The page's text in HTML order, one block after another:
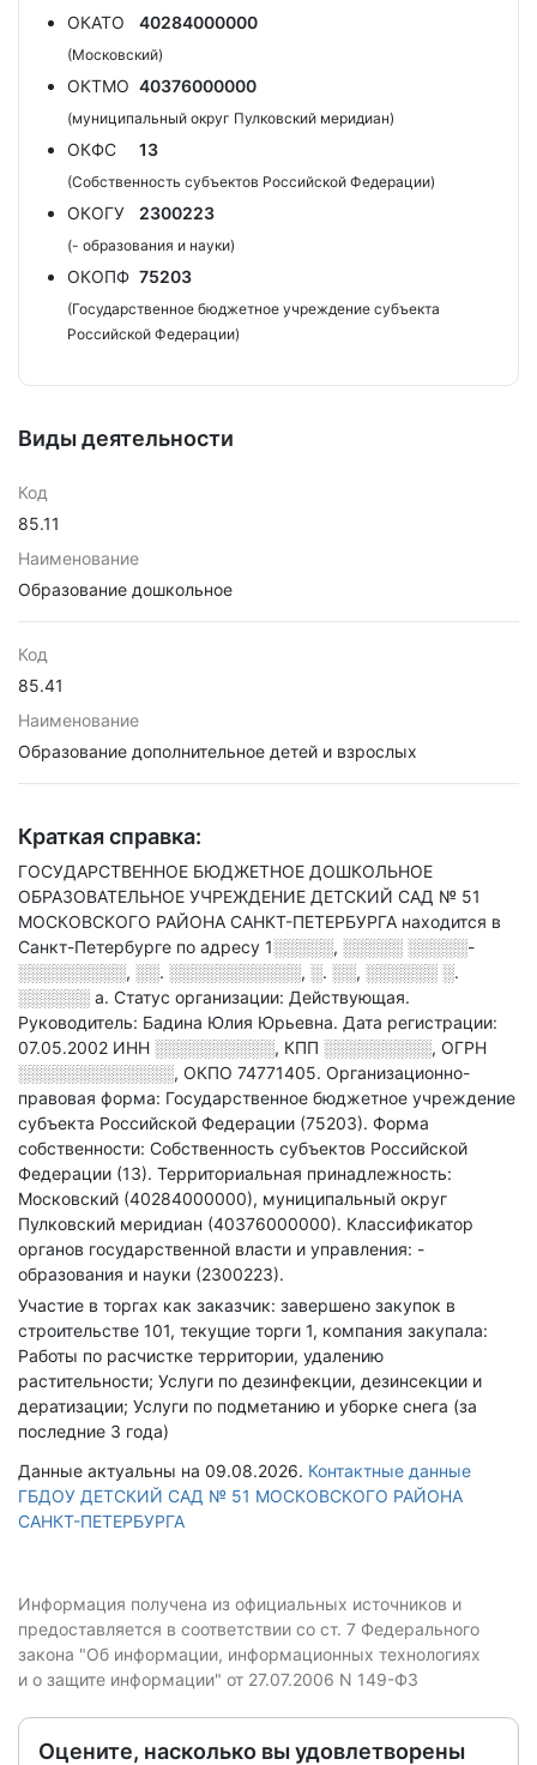
ОКАТО 40284000000
(Московский)
ОКТМО 40376000000
(муниципальный округ Пулковский меридиан)
ОКФС 13
(Собственность субъектов Российской Федерации)
ОКОГУ 2300223
(- образования и науки)
ОКОПФ 75203
(Государственное бюджетное учреждение субъекта
Российской Федерации)
Виды деятельности
Код
85.11
Наименование
Образование дошкольное
Код
85.41
Наименование
Образование дополнительное детей и взрослых
Краткая справка:
ГОСУДАРСТВЕННОЕ БЮДЖЕТНОЕ ДОШКОЛЬНОЕ
ОБРАЗОВАТЕЛЬНОЕ УЧРЕЖДЕНИЕ ДЕТСКИЙ САД № 51
МОСКОВСКОГО РАЙОНА САНКТ-ПЕТЕРБУРГА находится в
Санкт-Петербурге по адресу 1░░░░░, ░░░░░ ░░░░░-
░░░░░░░░░, ░░. ░░░░░░░░░░░, ░. ░░, ░░░░░░ ░.
░░░░░░ а. Статус организации: Действующая.
Руководитель: Бадина Юлия Юрьевна. Дата регистрации:
07.05.2002 ИНН ░░░░░░░░░░, КПП ░░░░░░░░░, ОГРН
░░░░░░░░░░░░░, ОКПО 74771405. Организационно-
правовая форма: Государственное бюджетное учреждение
субъекта Российской Федерации (75203). Форма
собственности: Собственность субъектов Российской
Федерации (13). Территориальная принадлежность:
Московский (40284000000), муниципальный округ
Пулковский меридиан (40376000000). Классификатор
органов государственной власти и управления: -
образования и науки (2300223).
Участие в торгах как заказчик: завершено закупок в
строительстве 101, текущие торги 1, компания закупала:
Работы по расчистке территории, удалению
растительности; Услуги по дезинфекции, дезинсекции и
дератизации; Услуги по подметанию и уборке снега (за
последние 3 года)
Данные актуальны на 09.08.2026. Контактные данные
ГБДОУ ДЕТСКИЙ САД № 51 МОСКОВСКОГО РАЙОНА
САНКТ-ПЕТЕРБУРГА
Информация получена из официальных источников и
предоставляется в соответствии со ст. 7 Федерального
закона "Об информации, информационных технологиях
и о защите информации" от 27.07.2006 N 149-ФЗ
Оцените, насколько вы удовлетворены